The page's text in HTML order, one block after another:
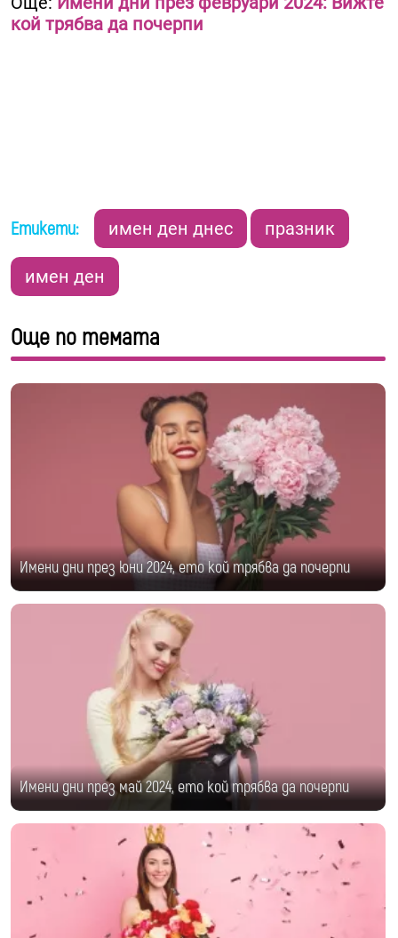
кой трябва да почерпи
Етикети: имен ден днес празник
имен ден
Още по темата
Имени дни през юни 2024, ето кой трябва да почерпи
Имени дни през май 2024, ето кой трябва да почерпи